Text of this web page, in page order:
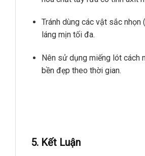
Tránh dùng các vật sắc
láng mịn tối đa.
Nên sử dụng miếng lót cách
bền đẹp theo thời gian.
5. Kết Luận